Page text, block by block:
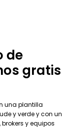
de
gratis
una plantilla
y verde y con un
y equipos